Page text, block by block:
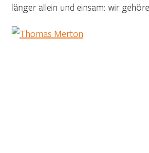
länger allein und einsam: wir